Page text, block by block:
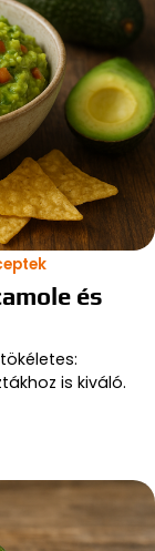
és
is kiváló.